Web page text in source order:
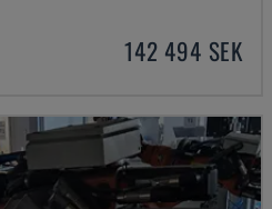
142 494 SEK